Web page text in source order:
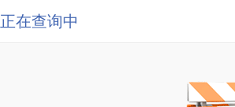
正在查询中